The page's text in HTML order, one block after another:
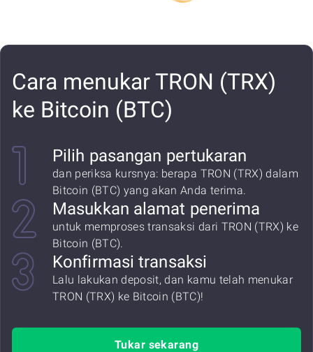
Cara menukar TRON (TRX)
ke Bitcoin (BTC)
Pilih pasangan pertukaran
dan periksa kursnya: berapa TRON (TRX) dalam
Bitcoin (BTC) yang akan Anda terima.
Masukkan alamat penerima
untuk memproses transaksi dari TRON (TRX) ke
Bitcoin (BTC).
Konfirmasi transaksi
Lalu lakukan deposit, dan kamu telah menukar
TRON (TRX) ke Bitcoin (BTC)!
Tukar sekarang